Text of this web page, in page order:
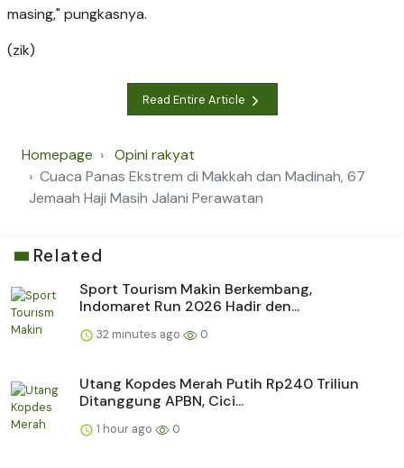
masing," pungkasnya.
(zik)
Read Entire Article
Homepage
Opini rakyat
Cuaca Panas Ekstrem di Makkah dan Madinah, 67
Jemaah Haji Masih Jalani Perawatan
Related
Sport Tourism Makin Berkembang,
Indomaret Run 2026 Hadir den...
32 minutes ago 0
Utang Kopdes Merah Putih Rp240 Triliun
Ditanggung APBN, Cici...
1 hour ago 0